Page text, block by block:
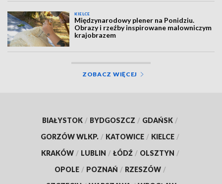
KIELCE
Międzynarodowy plener na Ponidziu.
Obrazy i rzeźby inspirowane malowniczym
krajobrazem
ZOBACZ WIĘCEJ
BIAŁYSTOK / BYDGOSZCZ / GDAŃSK /
GORZÓW WLKP. / KATOWICE / KIELCE /
KRAKÓW / LUBLIN / ŁÓDŹ / OLSZTYN /
OPOLE / POZNAŃ / RZESZÓW /